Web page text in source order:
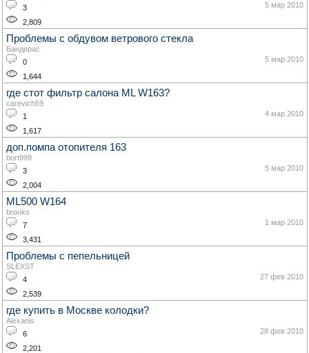
3
2,809
5 мар 2010
Проблемы с обдувом ветрового стекла
Бандерас
0
1,644
5 мар 2010
где стот фильтр салона ML W163?
carevich59
1
1,617
4 мар 2010
доп.помпа отопителя 163
bort999
3
2,004
5 мар 2010
ML500 W164
brooks
7
3,431
1 мар 2010
Проблемы с пепельницей
SLEXST
4
2,539
27 фев 2010
где купить в Москве колодки?
Alexanis
6
2,201
28 фев 2010